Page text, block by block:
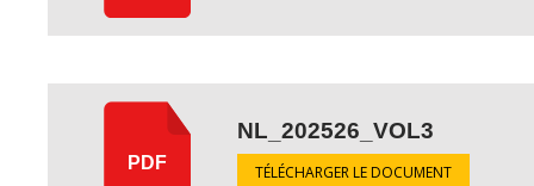
PDF
NL_202526_VOL3
TÉLÉCHARGER LE DOCUMENT